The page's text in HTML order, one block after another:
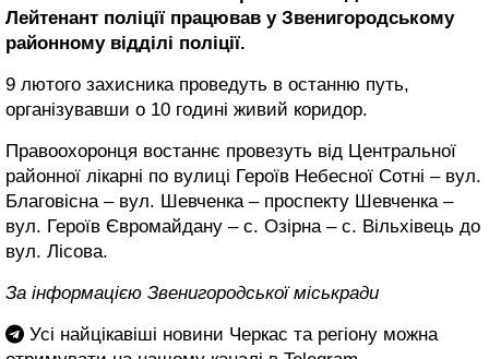
Лейтенант поліції працював у Звенигородському
районному відділі поліції.
9 лютого захисника проведуть в останню путь,
організувавши о 10 годині живий коридор.
Правоохоронця востаннє провезуть від Центральної
районної лікарні по вулиці Героїв Небесної Сотні – вул.
Благовісна – вул. Шевченка – проспекту Шевченка –
вул. Героїв Євромайдану – с. Озірна – с. Вільхівець до
вул. Лісова.
За інформацією Звенигородської міськради
Усі найцікавіші новини Черкас та регіону можна